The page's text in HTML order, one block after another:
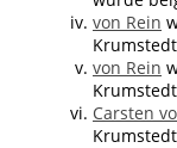
von Rein
von Rein
Carsten